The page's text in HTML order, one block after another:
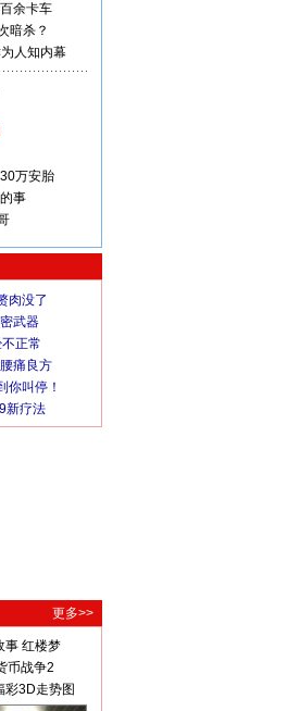
余卡车
暗杀？
人知内幕
万安胎
事
肉没了
武器
正常
痛良方
你叫停！
新疗法
更多>>
事 红楼梦
币战争2
彩3D走势图